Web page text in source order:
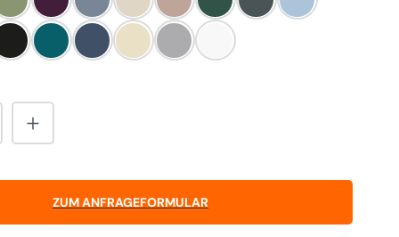
Olivine AubergineDove Cream Blush Britisch Racing Green
Slate Duck Egg Blue
Pewter Salcombe BlueDartmouth Blue
Linen Pearl Ashes
Weiß
Gib den gewünschten Wert ein
ZUM ANFRAGEFORMULAR